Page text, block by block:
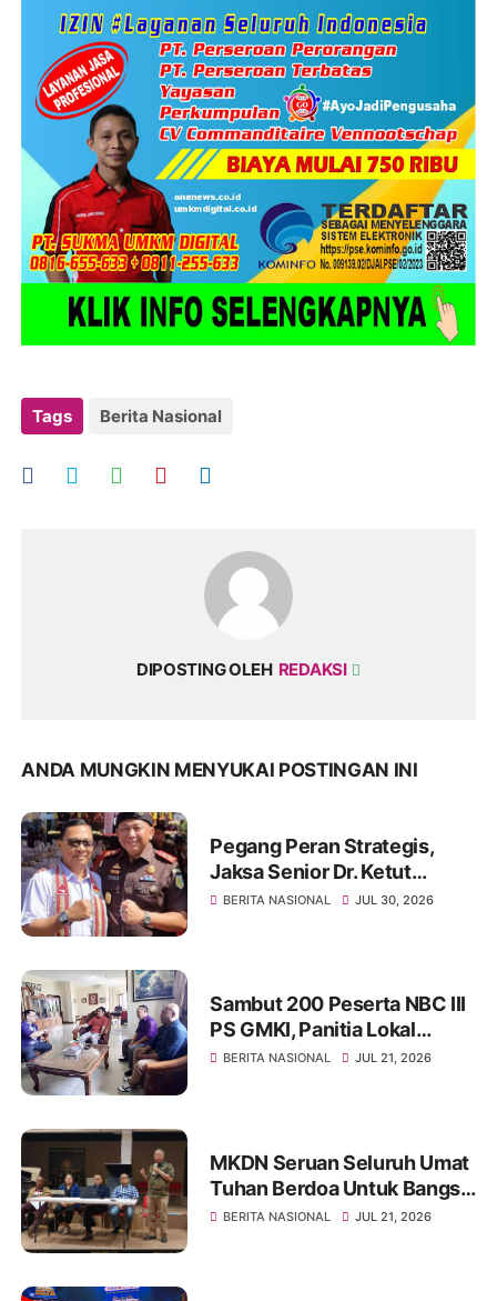
Tags Berita Nasional
DIPOSTING OLEH REDAKSI
ANDA MUNGKIN MENYUKAI POSTINGAN INI
Pegang Peran Strategis,
Jaksa Senior Dr. Ketut
Sumedana, SH., MH., Resmi
BERITA NASIONAL JUL 30, 2026
Sambut 200 Peserta NBC III
PS GMKI, Panitia Lokal
Audiensi ke Sinode GKPB
BERITA NASIONAL JUL 21, 2026
MKDN Seruan Seluruh Umat
Tuhan Berdoa Untuk Bangsa
Indonesia
BERITA NASIONAL JUL 21, 2026